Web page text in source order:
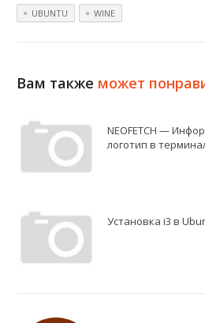
UBUNTU WINE
Вам также может
NEOFETCH —
логотип в
Установка i3 в